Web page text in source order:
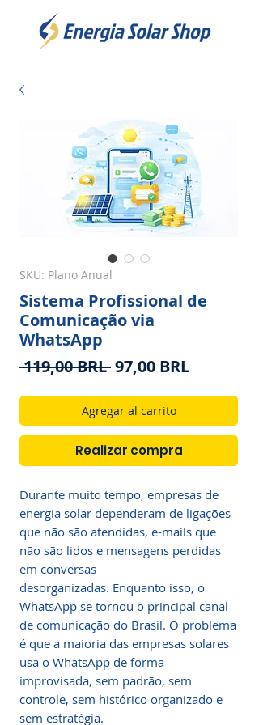
SKU: Plano Anual
Sistema Profissional de
Comunicação via
WhatsApp
119,00 BRL Precio
97,00 BRLPrecio
oferta
Agregar al carrito
Realizar compra
Durante muito tempo, empresas de
energia solar dependeram de ligações
que não são atendidas, e-mails que
não são lidos e mensagens perdidas
em conversas
desorganizadas. Enquanto isso, o
WhatsApp se tornou o principal canal
de comunicação do Brasil. O problema
é que a maioria das empresas solares
usa o WhatsApp de forma
improvisada, sem padrão, sem
controle, sem histórico organizado e
sem estratégia.